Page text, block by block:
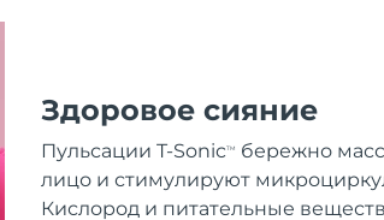
Здоровое сияние
Пульсации T-SonicTM
бережно
лицо и стимулируют
Кислород и питательные